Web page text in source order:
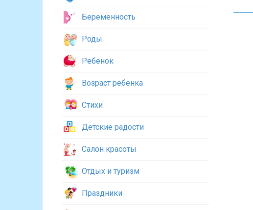
Беременность
Роды
Ребенок
Возраст ребенка
Стихи
Детские радости
Салон красоты
Отдых и туризм
Праздники